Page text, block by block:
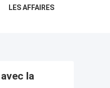
LES AFFAIRES
la